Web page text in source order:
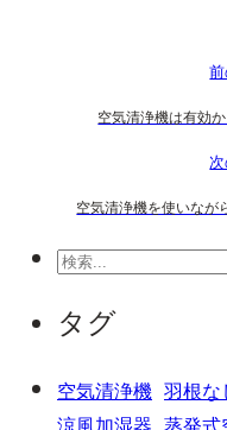
空気清浄機は有効
空気清浄機を使いなが
検
タグ
空気清浄機 羽根な